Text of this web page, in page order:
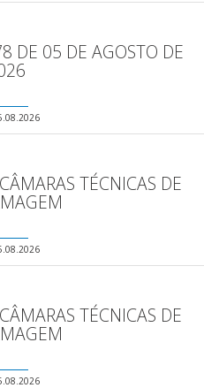
DE 05 DE AGOSTO DE
TÉCNICAS DE
TÉCNICAS DE